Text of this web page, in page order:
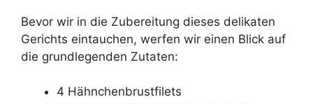
Bevor wir in die Zubereitung dieses delikaten
Gerichts eintauchen, werfen wir einen Blick auf
die grundlegenden Zutaten:
4 Hähnchenbrustfilets